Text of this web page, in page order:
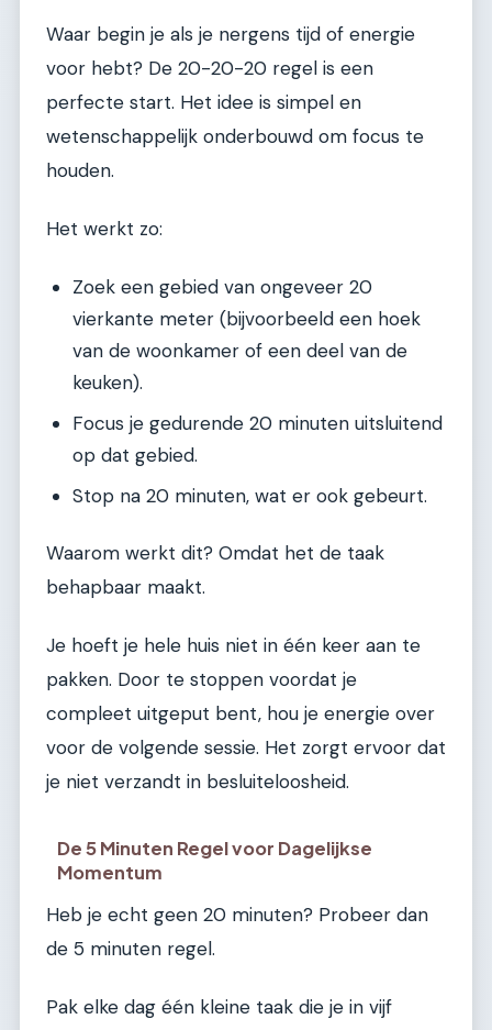
Waar begin je als je nergens tijd of energie
voor hebt? De 20-20-20 regel is een
perfecte start. Het idee is simpel en
wetenschappelijk onderbouwd om focus te
houden.
Het werkt zo:
Zoek een gebied van ongeveer 20
vierkante meter (bijvoorbeeld een hoek
van de woonkamer of een deel van de
keuken).
Focus je gedurende 20 minuten uitsluitend
op dat gebied.
Stop na 20 minuten, wat er ook gebeurt.
Waarom werkt dit? Omdat het de taak
behapbaar maakt.
Je hoeft je hele huis niet in één keer aan te
pakken. Door te stoppen voordat je
compleet uitgeput bent, hou je energie over
voor de volgende sessie. Het zorgt ervoor dat
je niet verzandt in besluiteloosheid.
De 5 Minuten Regel voor Dagelijkse
Momentum
Heb je echt geen 20 minuten? Probeer dan
de 5 minuten regel.
Pak elke dag één kleine taak die je in vijf